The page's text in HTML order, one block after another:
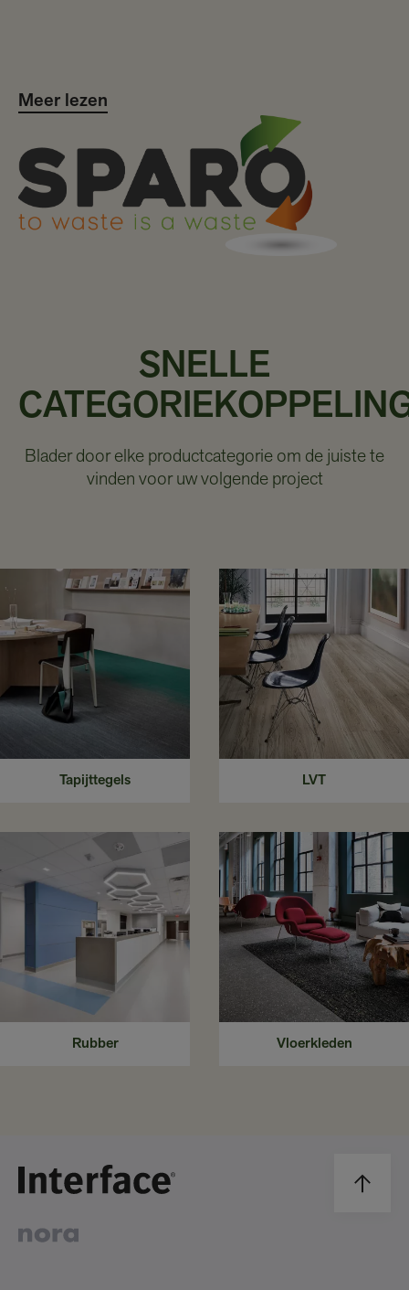
Meer lezen
SNELLE
Blader door elke productcategorie om de juiste te
vinden voor uw volgende project
Tapijttegels LVT
Rubber Vloerkleden